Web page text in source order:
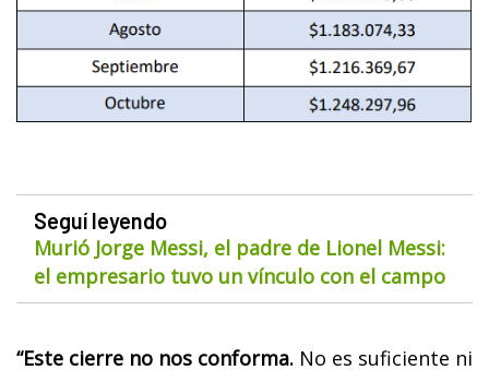
Seguí leyendo
Murió Jorge Messi, el padre de Lionel Messi:
el empresario tuvo un vínculo con el campo
“Este cierre no nos conforma. No es suficiente ni